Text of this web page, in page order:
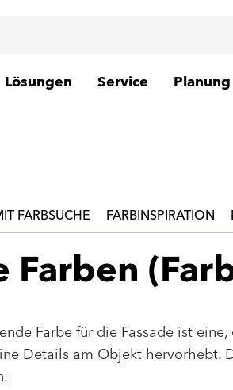
Lösungen Service Planung
FARBSUCHE FARBINSPIRATION
Farben
Farbe für die Fassade ist
Details am Objekt hervorhebt.